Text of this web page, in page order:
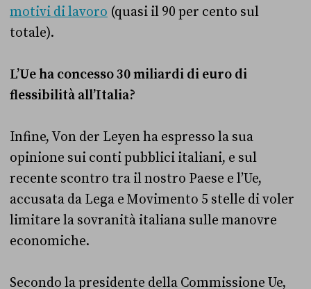
motivi di lavoro (quasi il 90 per cento sul
totale).
L’Ue ha concesso 30 miliardi di euro di
flessibilità all’Italia?
Infine, Von der Leyen ha espresso la sua
opinione sui conti pubblici italiani, e sul
recente scontro tra il nostro Paese e l’Ue,
accusata da Lega e Movimento 5 stelle di voler
limitare la sovranità italiana sulle manovre
economiche.
Secondo la presidente della Commissione Ue,